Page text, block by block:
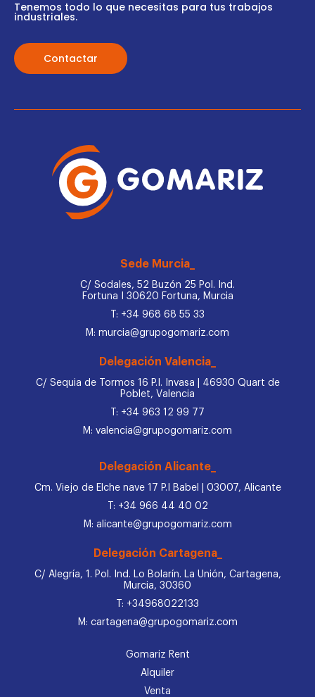
Tenemos todo lo que necesitas para tus trabajos
industriales.
Contactar
Sede Murcia_
C/ Sodales, 52 Buzón 25 Pol. Ind.
Fortuna I 30620 Fortuna, Murcia
T: +34 968 68 55 33
M: murcia@grupogomariz.com
Delegación Valencia_
C/ Sequia de Tormos 16 P.I. Invasa | 46930 Quart de
Poblet, Valencia
T: +34 963 12 99 77
M: valencia@grupogomariz.com
Delegación Alicante_
Cm. Viejo de Elche nave 17 P.I Babel | 03007, Alicante
T: +34 966 44 40 02
M: alicante@grupogomariz.com
Delegación Cartagena_
C/ Alegría, 1. Pol. Ind. Lo Bolarín. La Unión, Cartagena,
Murcia, 30360
T: +34968022133
M: cartagena@grupogomariz.com
Gomariz Rent
Alquiler
Venta